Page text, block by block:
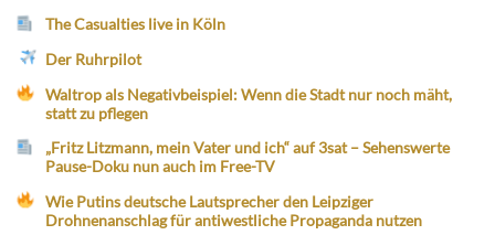
The Casualties live in Köln
Der Ruhrpilot
Waltrop als Negativbeispiel: Wenn die Stadt nur noch mäht,
statt zu pflegen
„Fritz Litzmann, mein Vater und ich“ auf 3sat – Sehenswerte
Pause-Doku nun auch im Free-TV
Wie Putins deutsche Lautsprecher den Leipziger
Drohnenanschlag für antiwestliche Propaganda nutzen